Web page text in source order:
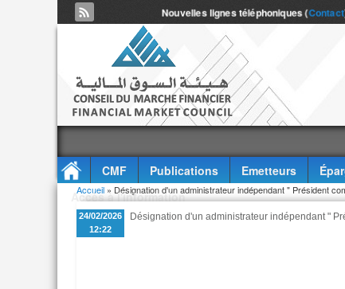
Nouvelles lignes téléphoniques (Contact
CMF Publications Emetteurs
Accès à l'information
Vous êtes ici
Accueil » Désignation d'un administrateur indépendant " Président
24/02/2026
12:22
Désignation d'un administrateur indépendant "